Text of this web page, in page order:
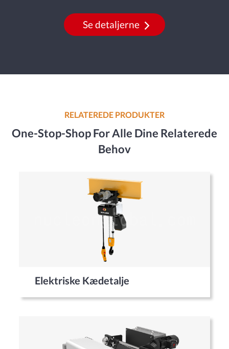
Se detaljerne
RELATEREDE PRODUKTER
One-Stop-Shop For Alle Dine Relaterede
Behov
Elektriske Kædetalje